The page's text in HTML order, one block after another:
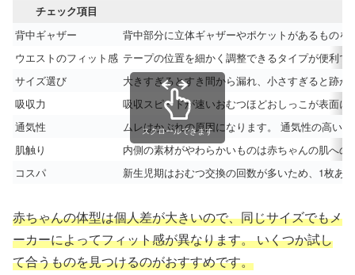
チェック項目
背中ギャザー
背中部分に立体ギャザーやポケットがあるもの
ウエストのフィット感 テープの位置を細かく調整できるタイプが便利
サイズ選び
大きすぎるとすき間から漏れ、小さすぎると跡
吸収力
吸収スピードが速いおむつほどおしっこが表面
通気性
ムレはかぶれの原因になります。 通気性の高い
肌触り
内側の素材がやわらかいものは赤ちゃんの肌へ
コスパ
新生児期はおむつ交換の回数が多いため、1枚あ
スクロールできます
赤ちゃんの体型は個人差が大きいので、同じサイズでもメ
ーカーによってフィット感が異なります。 いくつか試し
て合うものを見つけるのがおすすめです。